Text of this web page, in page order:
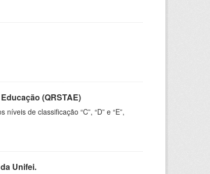
(QRSTAE)
de classificação “C”, “D” e “E”,
Unifei.